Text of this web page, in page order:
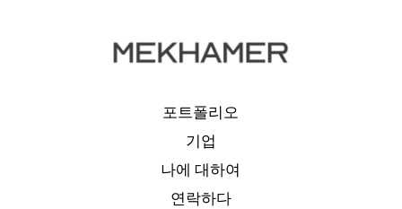
포트폴리오
기업
나에 대하여
연락하다